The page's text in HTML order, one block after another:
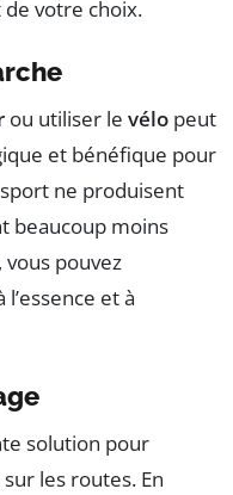
de votre choix.
ou utiliser le vélo peut
et bénéfique pour
ne produisent
beaucoup moins
vous pouvez
et à
solution pour
les routes. En